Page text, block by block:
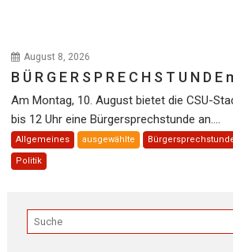
August 8, 2026
B Ü R G E R S P R E C H S T U N D
Am Montag, 10. August bietet die CSU-
bis 12 Uhr eine Bürgersprechstunde an....
Allgemeines ausgewählte
Politik